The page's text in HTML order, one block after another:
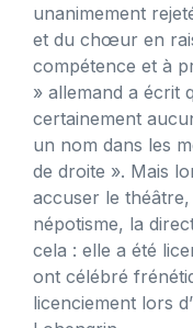
unanimement
et du chœur en
compétence et à
» allemand a écrit
certainement
un nom dans les
de droite ». Mais
accuser le
népotisme, la
cela : elle a été
ont célébré
licenciement lors